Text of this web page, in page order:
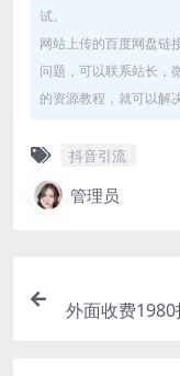
试。
网站上传的百度网盘链
问题，可以联系站长
的资源教程，就可以解
抖音引流
管理员
外面收费